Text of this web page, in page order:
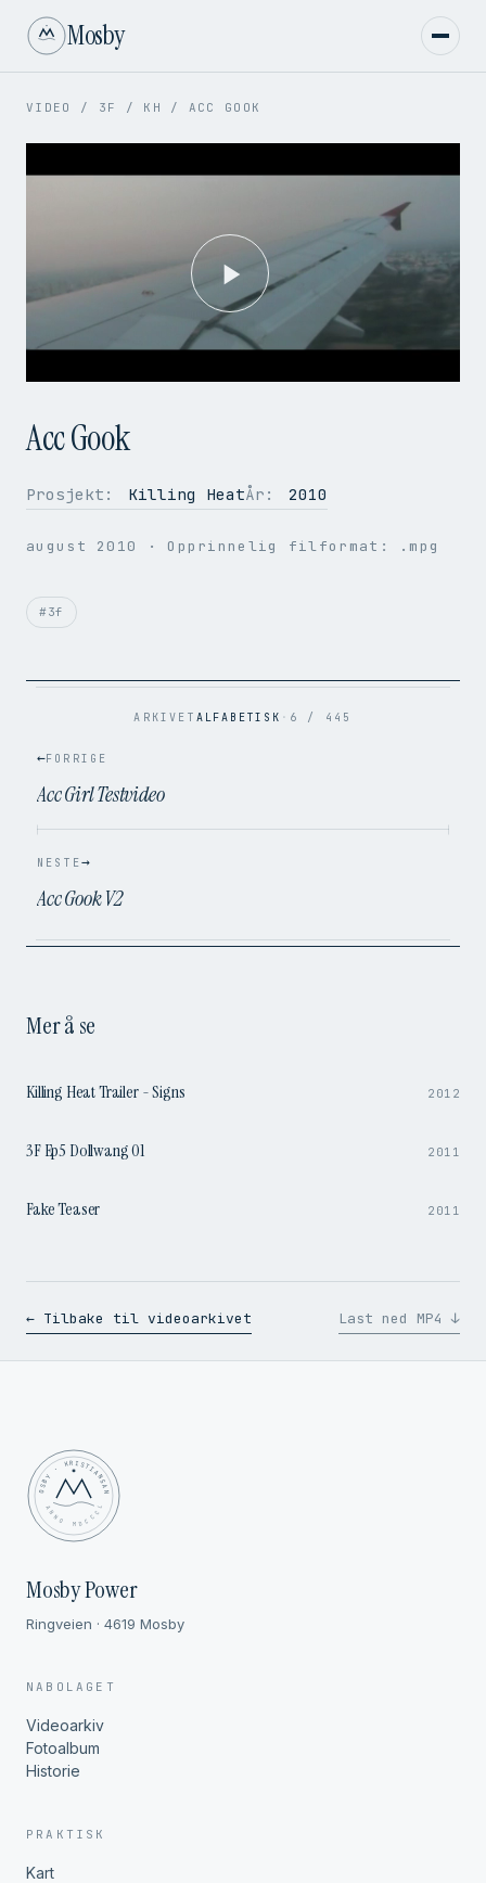
Mosby
VIDEO / 3F / KH / ACC GOOK
Play
Video
720 × 396
LYDKODEK
BITRATE
OPPRINNELIG .mpg → .mp4
Acc Gook
Prosjekt: Killing HeatÅr: 2010
august 2010 · Opprinnelig filformat: .mpg
#3f
ARKIVET ALFABETISK · 6 / 445
←FORRIGE
Acc Girl Testvideo
NESTE→
Acc Gook V2
Mer å se
Killing Heat Trailer - Signs 2012
4:14
3F Ep5 Dollwang 01 2011
0:47
Fake Teaser 2011
← Tilbake til videoarkivet Last ned MP4 ↓
MOSBY · KRISTIANSAND
✦ ANNO MDCCCL ✦
Mosby Power
Ringveien · 4619 Mosby
NABOLAGET
Videoarkiv
Fotoalbum
Historie
PRAKTISK
Kart